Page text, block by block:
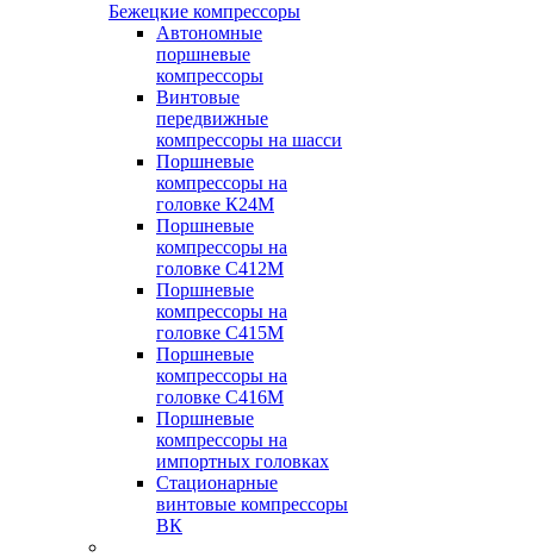
Бежецкие компрессоры
Автономные
поршневые
компрессоры
Винтовые
передвижные
компрессоры на шасси
Поршневые
компрессоры на
головке К24М
Поршневые
компрессоры на
головке С412М
Поршневые
компрессоры на
головке С415М
Поршневые
компрессоры на
головке С416М
Поршневые
компрессоры на
импортных головках
Стационарные
винтовые компрессоры
ВК